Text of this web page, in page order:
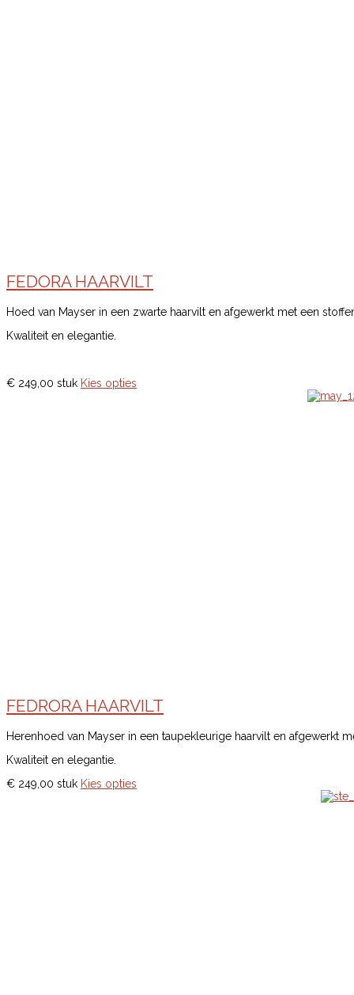
FEDORA HAARVILT
Hoed van Mayser in een zwarte haarvilt en afgewerkt met een
Kwaliteit en elegantie.
€ 249,00 stuk Kies opties
FEDRORA HAARVILT
Herenhoed van Mayser in een taupekleurige haarvilt en afgewerkt
Kwaliteit en elegantie.
€ 249,00 stuk Kies opties